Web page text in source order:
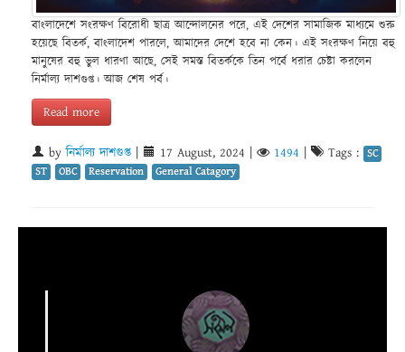
বাংলাদেশে সংরক্ষণ বিরোধী ছাত্র আন্দোলনের পরে, এই দেশের সামাজিক মাধ্যমে শুরু
হয়েছে বিতর্ক, বাংলাদেশ পারলে, আমাদের দেশে হবে না কেন। এই সংরক্ষণ নিয়ে বহু
মানুষের বহু ভুল ধারণা আছে, সেই সমস্ত বিতর্ককে তিন পর্বে ধরার চেষ্টা করলেন
নির্মাল্য দাশগুপ্ত। আজ শেষ পর্ব।
Read more
byনির্মাল্য দাশগুপ্ত 17 August, 2024 1494 Tags : SC
ST
OBC Reservation General Catagory